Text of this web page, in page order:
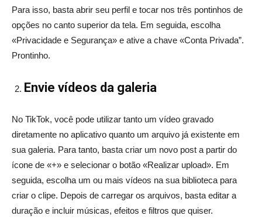
Para isso, basta abrir seu perfil e tocar nos três pontinhos de
opções no canto superior da tela. Em seguida, escolha
«Privacidade e Segurança» e ative a chave «Conta Privada”.
Prontinho.
Envie vídeos da galeria
No TikTok, você pode utilizar tanto um vídeo gravado
diretamente no aplicativo quanto um arquivo já existente em
sua galeria. Para tanto, basta criar um novo post a partir do
ícone de «+» e selecionar o botão «Realizar upload». Em
seguida, escolha um ou mais vídeos na sua biblioteca para
criar o clipe. Depois de carregar os arquivos, basta editar a
duração e incluir músicas, efeitos e filtros que quiser.